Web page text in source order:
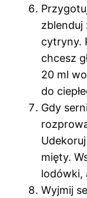
zblenduj
cytryny.
chcesz
20 ml
do
Gdy
mięty.
lodówki,
Wyjmij